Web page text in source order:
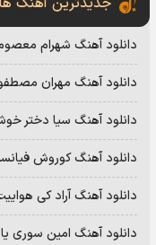
دانلود آهنگ شهرام
دانلود آهنگ مهران
دانلود آهنگ سیا دختر
دانلود آهنگ کوروش
دانلود آهنگ آراد کی
دانلود آهنگ امین سوری